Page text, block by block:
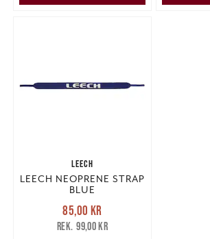
LEECH
LEECH NEOPRENE STRAP
BLUE
Nuvarande pris
85,00 krTidigare pris
99,00 kr
85,00 kr
99,00 kr